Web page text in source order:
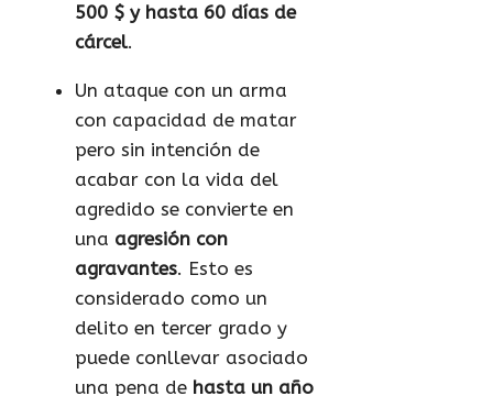
500 $ y hasta 60 días de
cárcel.
Un ataque con un arma
con capacidad de matar
pero sin intención de
acabar con la vida del
agredido se convierte en
una agresión con
agravantes. Esto es
considerado como un
delito en tercer grado y
puede conllevar asociado
una pena de hasta un año